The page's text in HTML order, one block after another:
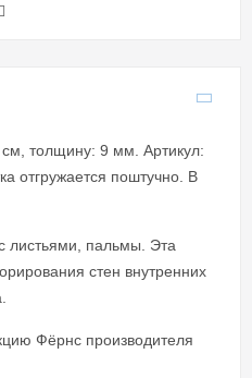
толщину: 9 мм. Артикул:
отгружается поштучно. В
листьями, пальмы. Эта
стен внутренних
Фёрнс производителя